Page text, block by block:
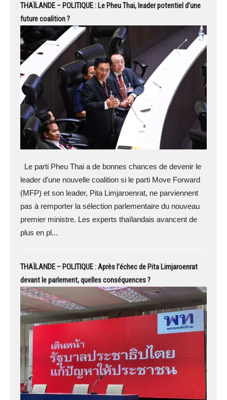
THAÏLANDE – POLITIQUE : Le Pheu Thai, leader potentiel d’une
future coalition ?
Le parti Pheu Thai a de bonnes chances de devenir le
leader d'une nouvelle coalition si le parti Move Forward
(MFP) et son leader, Pita Limjaroenrat, ne parviennent
pas à remporter la sélection parlementaire du nouveau
premier ministre. Les experts thaïlandais avancent de
plus en pl...
THAÏLANDE – POLITIQUE : Après l’échec de Pita Limjaroenrat
devant le parlement, quelles conséquences ?